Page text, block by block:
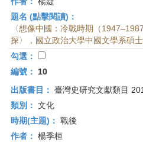
題名 (點擊閱讀)：
〈想像中國：冷戰時期（
探〉，國立政治大學中國文學系碩士
勾選：
編號：
10
出版書目： 臺灣史研究文獻類目
類別： 文化
時期(主題)： 戰後
作者： 楊季桓